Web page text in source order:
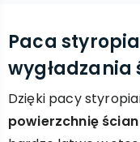
Paca
wygładzania
Dzięki pacy
powierzchnię